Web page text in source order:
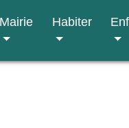
Mairie Habiter